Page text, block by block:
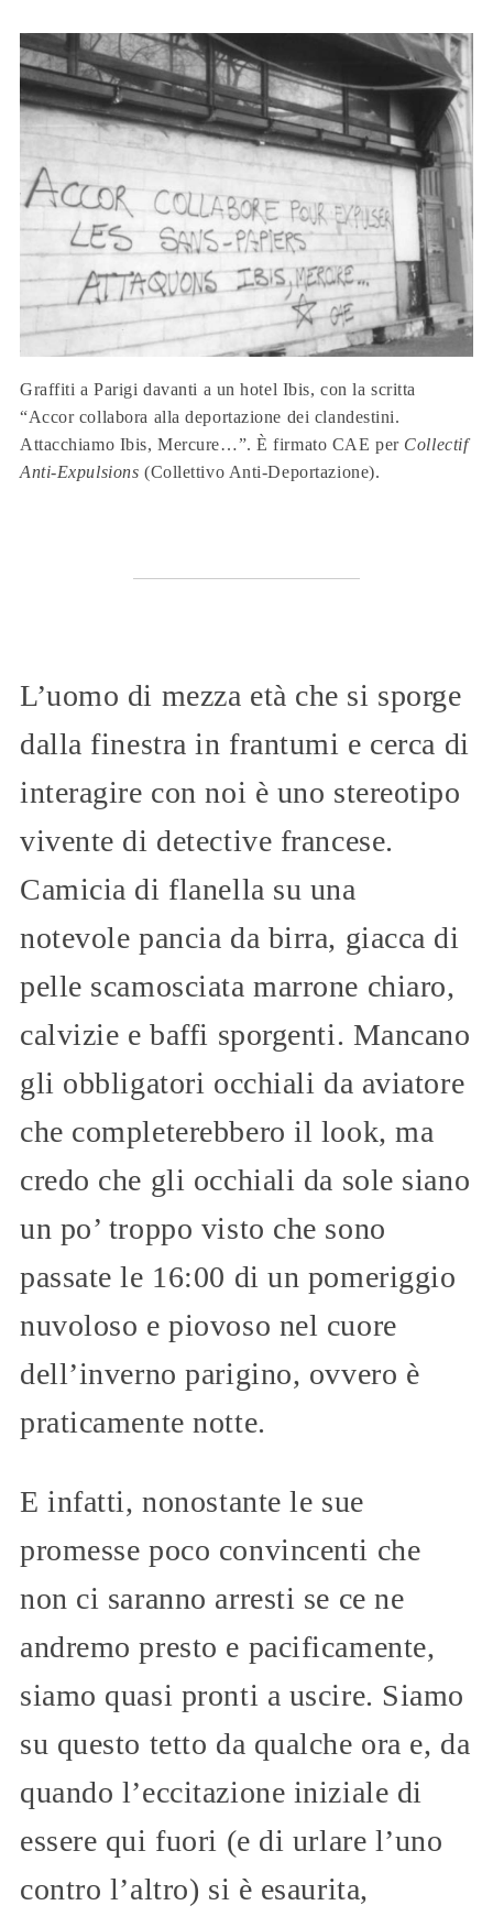
Graffiti a Parigi davanti a un hotel Ibis, con la scritta
“Accor collabora alla deportazione dei clandestini.
Attacchiamo Ibis, Mercure…”. È firmato CAE per Collectif
Anti-Expulsions (Collettivo Anti-Deportazione).
L’uomo di mezza età che si sporge
dalla finestra in frantumi e cerca di
interagire con noi è uno stereotipo
vivente di detective francese.
Camicia di flanella su una
notevole pancia da birra, giacca di
pelle scamosciata marrone chiaro,
calvizie e baffi sporgenti. Mancano
gli obbligatori occhiali da aviatore
che completerebbero il look, ma
credo che gli occhiali da sole siano
un po’ troppo visto che sono
passate le 16:00 di un pomeriggio
nuvoloso e piovoso nel cuore
dell’inverno parigino, ovvero è
praticamente notte.
E infatti, nonostante le sue
promesse poco convincenti che
non ci saranno arresti se ce ne
andremo presto e pacificamente,
siamo quasi pronti a uscire. Siamo
su questo tetto da qualche ora e, da
quando l’eccitazione iniziale di
essere qui fuori (e di urlare l’uno
contro l’altro) si è esaurita,